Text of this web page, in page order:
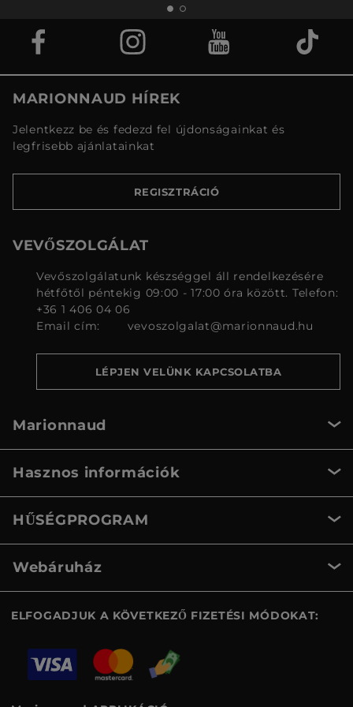
MARIONNAUD HÍREK
Jelentkezz be és fedezd fel újdonságainkat és
legfrisebb ajánlatainkat
REGISZTRÁCIÓ
VEVŐSZOLGÁLAT
Vevőszolgálatunk készséggel áll rendelkezésére
hétfőtől péntekig 09:00 - 17:00 óra között. Telefon:
+36 1 406 04 06
Email cím:
vevoszolgalat@marionnaud.hu
LÉPJEN VELÜNK KAPCSOLATBA
Marionnaud
Hasznos információk
HŰSÉGPROGRAM
Webáruház
ELFOGADJUK A KÖVETKEZŐ FIZETÉSI MÓDOKAT: